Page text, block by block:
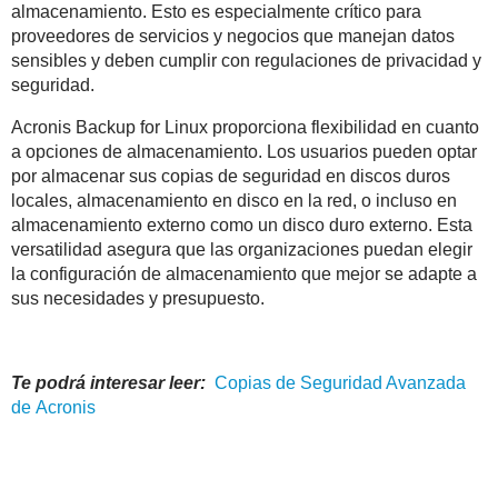
almacenamiento. Esto es especialmente crítico para
proveedores de servicios y negocios que manejan datos
sensibles y deben cumplir con regulaciones de privacidad y
seguridad.
Acronis Backup for Linux proporciona flexibilidad en cuanto
a opciones de almacenamiento. Los usuarios pueden optar
por almacenar sus copias de seguridad en discos duros
locales, almacenamiento en disco en la red, o incluso en
almacenamiento externo como un disco duro externo. Esta
versatilidad asegura que las organizaciones puedan elegir
la configuración de almacenamiento que mejor se adapte a
sus necesidades y presupuesto.
Te podrá interesar leer: Copias de Seguridad Avanzada
de Acronis